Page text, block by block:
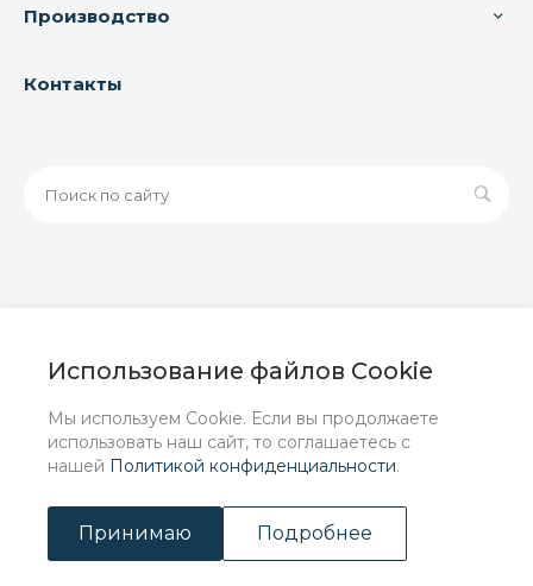
Использование файлов Cookie
Мы используем Cookie. Если вы продолжаете
использовать наш сайт, то соглашаетесь с
нашей Политикой конфиденциальности.
Принимаю Подробнее
Производство
Контакты
информационный характер и ни при каких условиях не
положениями Статьи 437 (2) ГК РФ.